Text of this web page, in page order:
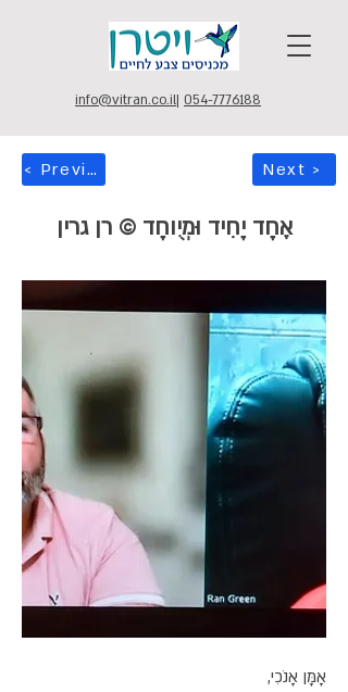
info@vitran.co.il| 054-7776188
< Previous Next >
אֶחָד יָחִיד וּמְיֻוחָד © רן גרין
אָמָּן אָנֹכִי,